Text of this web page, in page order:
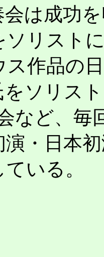
は成功
ソリスト
ス作品の
ソリス
など、毎
演・日本
いる。